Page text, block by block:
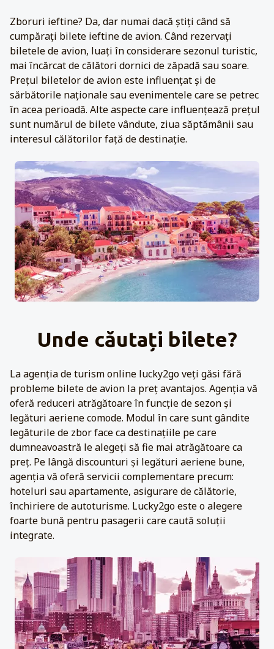
Zboruri ieftine? Da, dar numai dacă știți când să
cumpărați bilete ieftine de avion. Când rezervați
biletele de avion, luați în considerare sezonul turistic,
mai încărcat de călători dornici de zăpadă sau soare.
Prețul biletelor de avion este influențat și de
sărbătorile naționale sau evenimentele care se petrec
în acea perioadă. Alte aspecte care influențează prețul
sunt numărul de bilete vândute, ziua săptămânii sau
interesul călătorilor față de destinație.
Unde căutați bilete?
La agenția de turism online lucky2go veți găsi fără
probleme bilete de avion la preț avantajos. Agenția vă
oferă reduceri atrăgătoare în funcție de sezon și
legături aeriene comode. Modul în care sunt gândite
legăturile de zbor face ca destinațiile pe care
dumneavoastră le alegeți să fie mai atrăgătoare ca
preț. Pe lângă discounturi și legături aeriene bune,
agenția vă oferă servicii complementare precum:
hoteluri sau apartamente, asigurare de călătorie,
închiriere de autoturisme. Lucky2go este o alegere
foarte bună pentru pasagerii care caută soluții
integrate.